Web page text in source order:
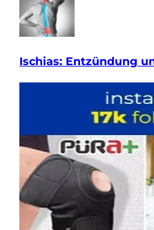
Ischias: Entzündung